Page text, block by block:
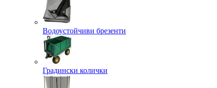
Водоустойчиви брезенти
Градински колички